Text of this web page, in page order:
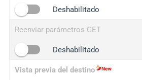
Deshabilitado
Reenviar parámetros GET
Deshabilitado
Vista previa del destino